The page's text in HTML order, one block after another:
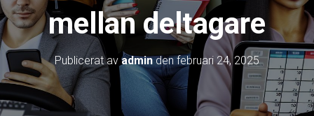
V
G
E
I
N
mellan deltagare
Publicerat av admindenfebruari 24, 2025